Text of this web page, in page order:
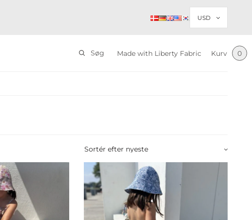
Søg Made with Liberty Fabric Kurv 0